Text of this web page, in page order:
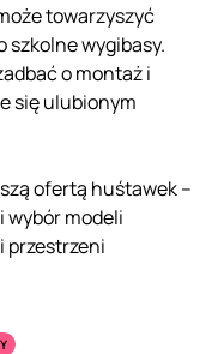
towarzyszyć
szkolne wygibasy.
o montaż i
się ulubionym
ofertą huśtawek –
wybór modeli
przestrzeni